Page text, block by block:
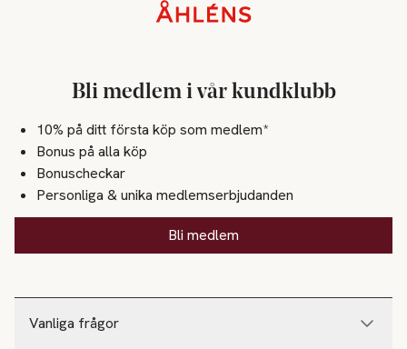
Vanliga frågor
Bli medlem i vår kundklubb
10% på ditt första köp som medlem*
Bonus på alla köp
Bonuscheckar
Personliga & unika medlemserbjudanden
Bli medlem